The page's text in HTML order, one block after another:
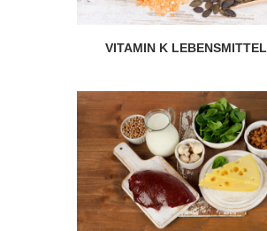
VITAMIN K LEBENSMITTEL